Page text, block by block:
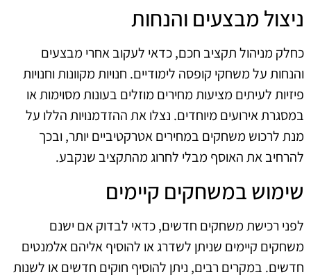
ניצול מבצעים והנחות
כחלק מניהול תקציב חכם, כדאי לעקוב אחרי מבצעים
והנחות על משחקי קופסה לימודיים. חנויות מקוונות וחנויות
פיזיות לעיתים מציעות מחירים מוזלים בעונות מסוימות או
במסגרת אירועים מיוחדים. נצלו את ההזדמנויות הללו על
מנת לרכוש משחקים במחירים אטרקטיביים יותר, ובכך
להרחיב את האוסף מבלי לחרוג מהתקציב שנקבע.
שימוש במשחקים קיימים
לפני רכישת משחקים חדשים, כדאי לבדוק אם ישנם
משחקים קיימים שניתן לשדרג או להוסיף אליהם אלמנטים
חדשים. במקרים רבים, ניתן להוסיף חוקים חדשים או לשנות